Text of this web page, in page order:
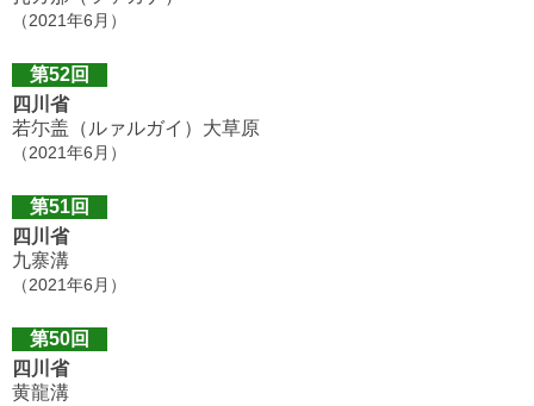
（2021年6月）
第52回
四川省
若尓盖（ルァルガイ）大草原
（2021年6月）
第51回
四川省
九寨溝
（2021年6月）
第50回
四川省
黄龍溝